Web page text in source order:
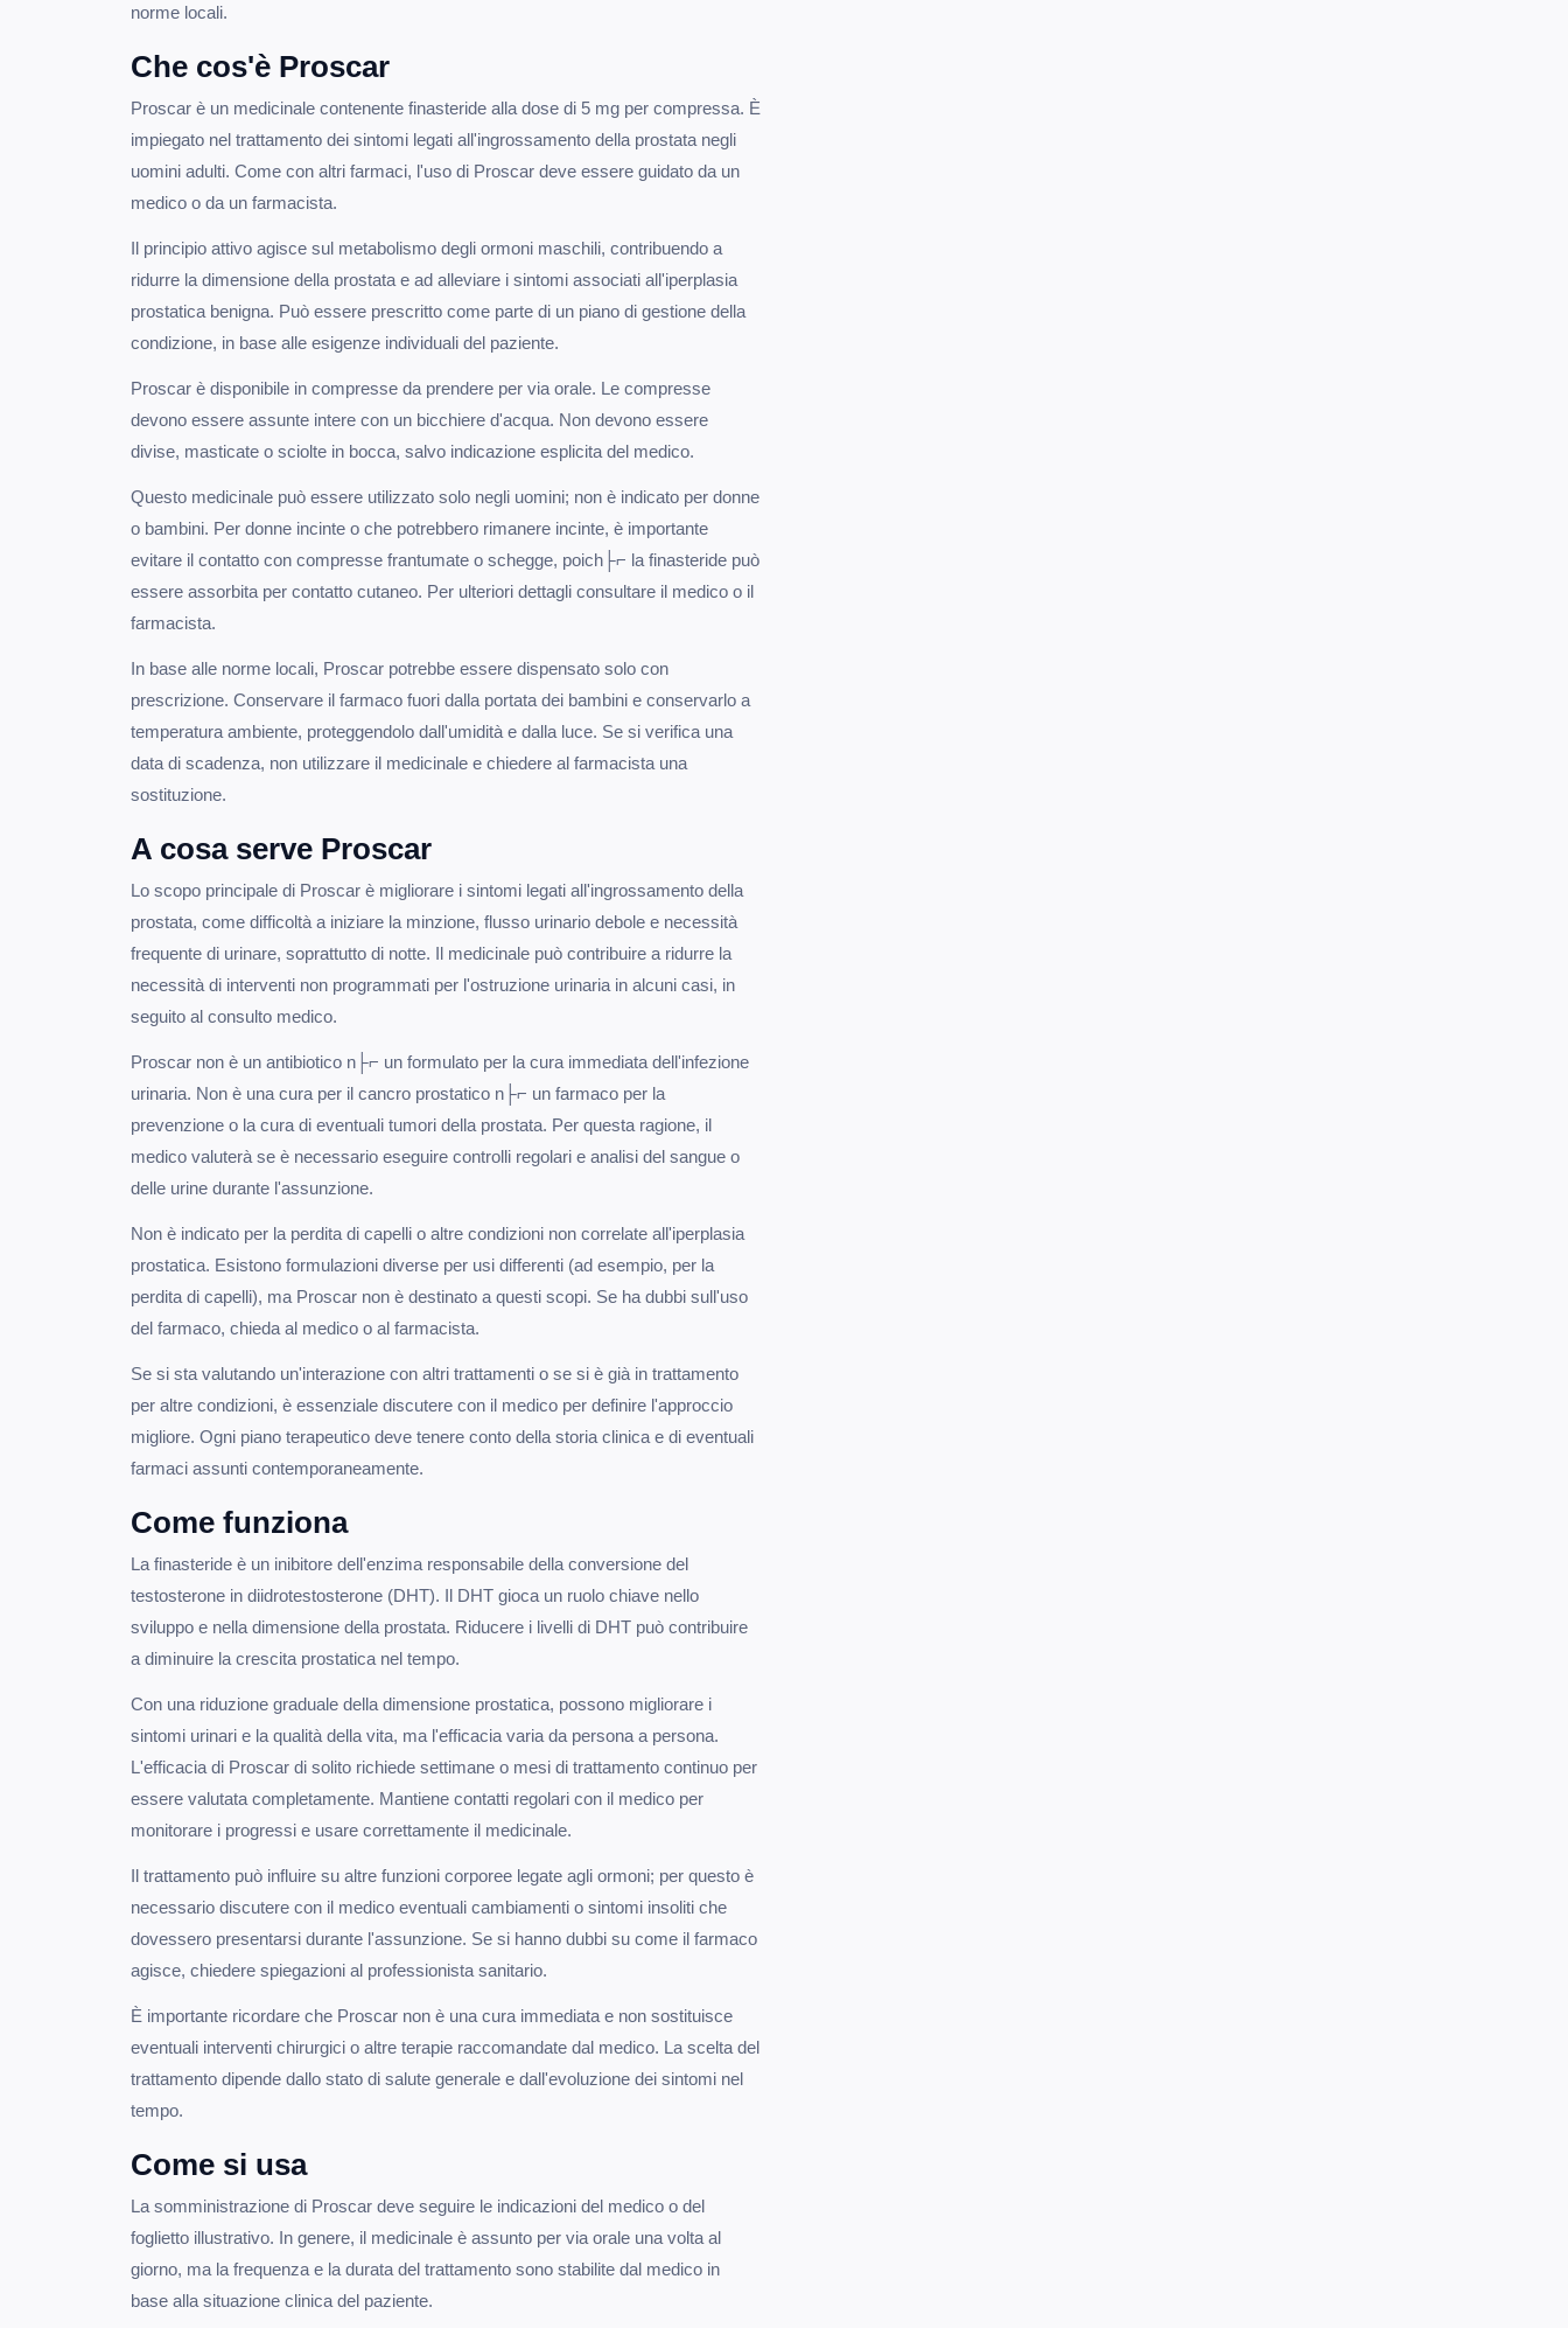
norme locali.
Che cos'è Proscar
Proscar è un medicinale contenente finasteride alla dose di 5 mg per compressa. È
impiegato nel trattamento dei sintomi legati all'ingrossamento della prostata negli
uomini adulti. Come con altri farmaci, l'uso di Proscar deve essere guidato da un
medico o da un farmacista.
Il principio attivo agisce sul metabolismo degli ormoni maschili, contribuendo a
ridurre la dimensione della prostata e ad alleviare i sintomi associati all'iperplasia
prostatica benigna. Può essere prescritto come parte di un piano di gestione della
condizione, in base alle esigenze individuali del paziente.
Proscar è disponibile in compresse da prendere per via orale. Le compresse
devono essere assunte intere con un bicchiere d'acqua. Non devono essere
divise, masticate o sciolte in bocca, salvo indicazione esplicita del medico.
Questo medicinale può essere utilizzato solo negli uomini; non è indicato per donne
o bambini. Per donne incinte o che potrebbero rimanere incinte, è importante
evitare il contatto con compresse frantumate o schegge, poich├⌐ la finasteride può
essere assorbita per contatto cutaneo. Per ulteriori dettagli consultare il medico o il
farmacista.
In base alle norme locali, Proscar potrebbe essere dispensato solo con
prescrizione. Conservare il farmaco fuori dalla portata dei bambini e conservarlo a
temperatura ambiente, proteggendolo dall'umidità e dalla luce. Se si verifica una
data di scadenza, non utilizzare il medicinale e chiedere al farmacista una
sostituzione.
A cosa serve Proscar
Lo scopo principale di Proscar è migliorare i sintomi legati all'ingrossamento della
prostata, come difficoltà a iniziare la minzione, flusso urinario debole e necessità
frequente di urinare, soprattutto di notte. Il medicinale può contribuire a ridurre la
necessità di interventi non programmati per l'ostruzione urinaria in alcuni casi, in
seguito al consulto medico.
Proscar non è un antibiotico n├⌐ un formulato per la cura immediata dell'infezione
urinaria. Non è una cura per il cancro prostatico n├⌐ un farmaco per la
prevenzione o la cura di eventuali tumori della prostata. Per questa ragione, il
medico valuterà se è necessario eseguire controlli regolari e analisi del sangue o
delle urine durante l'assunzione.
Non è indicato per la perdita di capelli o altre condizioni non correlate all'iperplasia
prostatica. Esistono formulazioni diverse per usi differenti (ad esempio, per la
perdita di capelli), ma Proscar non è destinato a questi scopi. Se ha dubbi sull'uso
del farmaco, chieda al medico o al farmacista.
Se si sta valutando un'interazione con altri trattamenti o se si è già in trattamento
per altre condizioni, è essenziale discutere con il medico per definire l'approccio
migliore. Ogni piano terapeutico deve tenere conto della storia clinica e di eventuali
farmaci assunti contemporaneamente.
Come funziona
La finasteride è un inibitore dell'enzima responsabile della conversione del
testosterone in diidrotestosterone (DHT). Il DHT gioca un ruolo chiave nello
sviluppo e nella dimensione della prostata. Riducere i livelli di DHT può contribuire
a diminuire la crescita prostatica nel tempo.
Con una riduzione graduale della dimensione prostatica, possono migliorare i
sintomi urinari e la qualità della vita, ma l'efficacia varia da persona a persona.
L'efficacia di Proscar di solito richiede settimane o mesi di trattamento continuo per
essere valutata completamente. Mantiene contatti regolari con il medico per
monitorare i progressi e usare correttamente il medicinale.
Il trattamento può influire su altre funzioni corporee legate agli ormoni; per questo è
necessario discutere con il medico eventuali cambiamenti o sintomi insoliti che
dovessero presentarsi durante l'assunzione. Se si hanno dubbi su come il farmaco
agisce, chiedere spiegazioni al professionista sanitario.
È importante ricordare che Proscar non è una cura immediata e non sostituisce
eventuali interventi chirurgici o altre terapie raccomandate dal medico. La scelta del
trattamento dipende dallo stato di salute generale e dall'evoluzione dei sintomi nel
tempo.
Come si usa
La somministrazione di Proscar deve seguire le indicazioni del medico o del
foglietto illustrativo. In genere, il medicinale è assunto per via orale una volta al
giorno, ma la frequenza e la durata del trattamento sono stabilite dal medico in
base alla situazione clinica del paziente.